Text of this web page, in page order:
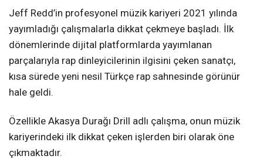
Jeff Redd’in profesyonel müzik kariyeri 2021 yılında
yayımladığı çalışmalarla dikkat çekmeye başladı. İlk
dönemlerinde dijital platformlarda yayımlanan
parçalarıyla rap dinleyicilerinin ilgisini çeken sanatçı,
kısa sürede yeni nesil Türkçe rap sahnesinde görünür
hale geldi.
Özellikle Akasya Durağı Drill adlı çalışma, onun müzik
kariyerindeki ilk dikkat çeken işlerden biri olarak öne
çıkmaktadır.